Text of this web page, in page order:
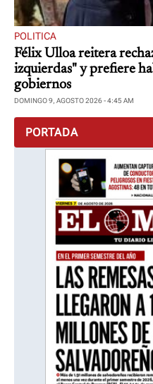
POLITICA
Félix Ulloa reitera
izquierdas" y prefiere
gobiernos
DOMINGO 9, AGOSTO 2026 - 4:45 AM
PORTADA